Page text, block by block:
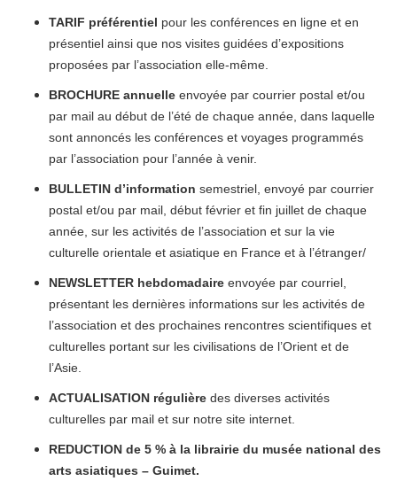
TARIF préférentiel pour les conférences en ligne et en
présentiel ainsi que nos visites guidées d’expositions
proposées par l’association elle-même.
BROCHURE annuelle envoyée par courrier postal et/ou
par mail au début de l’été de chaque année, dans laquelle
sont annoncés les conférences et voyages programmés
par l’association pour l’année à venir.
BULLETIN d’information semestriel, envoyé par courrier
postal et/ou par mail, début février et fin juillet de chaque
année, sur les activités de l’association et sur la vie
culturelle orientale et asiatique en France et à l’étranger/
NEWSLETTER hebdomadaire envoyée par courriel,
présentant les dernières informations sur les activités de
l’association et des prochaines rencontres scientifiques et
culturelles portant sur les civilisations de l’Orient et de
l’Asie.
ACTUALISATION régulière des diverses activités
culturelles par mail et sur notre site internet.
REDUCTION de 5 % à la librairie du musée national des
arts asiatiques – Guimet.